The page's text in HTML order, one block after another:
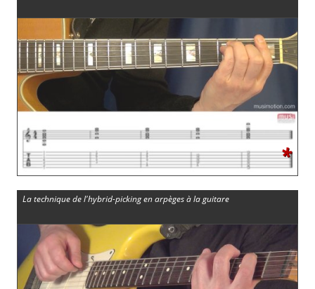
*
La technique de l'hybrid-picking en arpèges à la guitare